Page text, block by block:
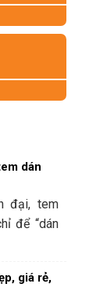
dán
đại, tem
để “dán
giá rẻ,